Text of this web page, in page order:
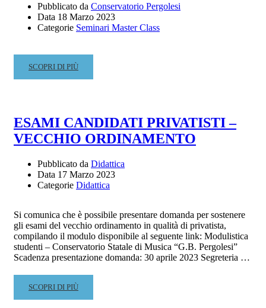
SCAMBI
DIDATTICI
PROF.SSA
Pubblicato da Conservatorio Pergolesi
Data 18 Marzo 2023
Categorie Seminari Master Class
READ
MORE
DIREZIONE
E
PER
ORCHESTRA
DI
M°
MICHELE
MANGANI
SCOPRI DI PIÙ
ESAMI CANDIDATI PRIVATISTI –
VECCHIO ORDINAMENTO
Pubblicato da Didattica
Data 17 Marzo 2023
Categorie Didattica
Si comunica che è possibile presentare domanda per sostenere
gli esami del vecchio ordinamento in qualità di privatista,
compilando il modulo disponibile al seguente link: Modulistica
studenti – Conservatorio Statale di Musica “G.B. Pergolesi”
Scadenza presentazione domanda: 30 aprile 2023 Segreteria …
READ
MORE
SCOPRI DI PIÙ